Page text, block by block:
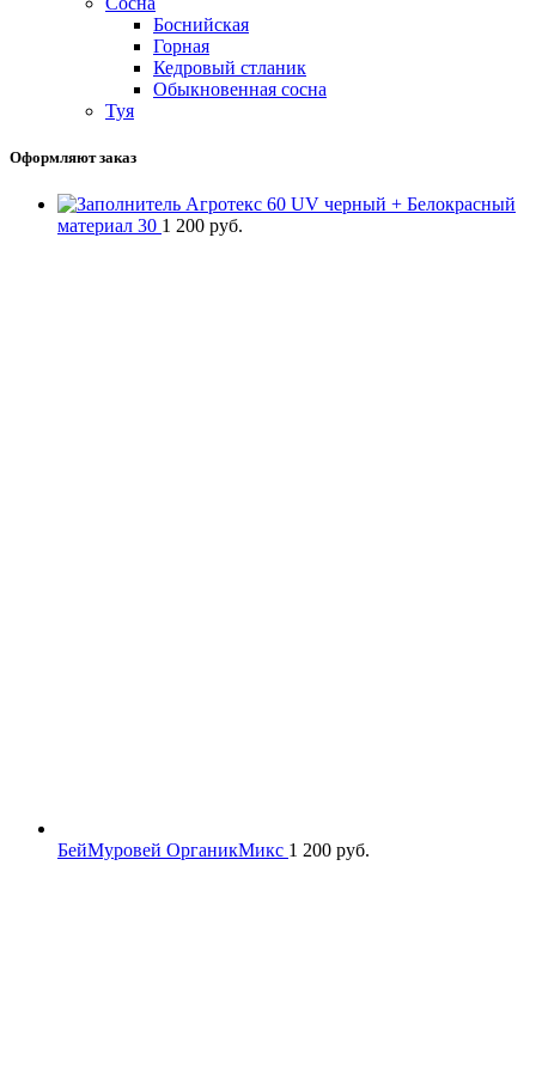
Боснийская
Горная
Кедровый стланик
Обыкновенная сосна
Туя
Оформляют заказ
Агротекс 60 UV черный + Белокрасный
материал 30 1 200 руб.
БейМуровей ОрганикМикс 1 200 руб.